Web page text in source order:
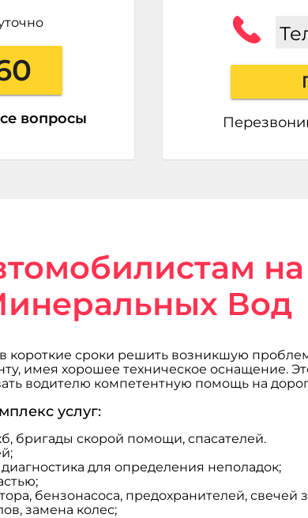
вопросы
на
Вод
короткие сроки решить возникшую
имея хорошее техническое оснащение.
водителю компетентную помощь на
услуг:
бригады скорой помощи, спасателей.
для определения неполадок;
бензонасоса, предохранителей, свечей
замена колес;